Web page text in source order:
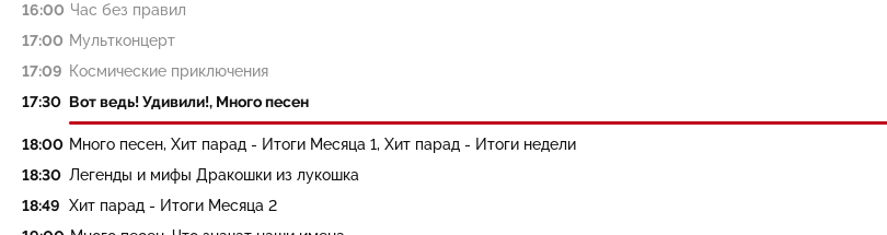
16:00 Час без правил
17:00 Мультконцерт
17:09 Космические приключения
17:30 Вот ведь! Удивили!, Много песен
18:00 Много песен, Хит парад - Итоги Месяца 1, Хит парад - Итоги недели
18:30 Легенды и мифы Дракошки из лукошка
18:49 Хит парад - Итоги Месяца 2